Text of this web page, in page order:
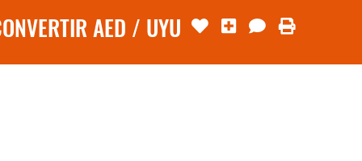
AED / UYU